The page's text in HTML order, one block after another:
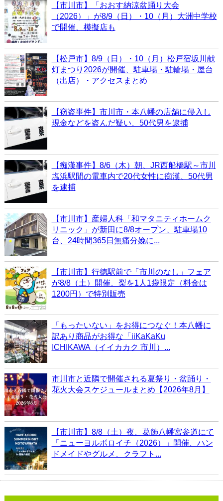
【市川市】「おおす納涼盆踊り大会
（2026）」が8/9（日）・10（月）大洲中学校
で開催、模擬店も
【松戸市】8/9（日）・10（月）松戸宿坂川献
灯まつり2026が開催、駐車場・駐輪場・屋台
（出店）・アクセスまとめ
【窃盗事件】市川市・本八幡の店舗に侵入し
現金などを盗んだ疑い、50代男を逮捕
【痴漢事件】8/6（木）朝、JR西船橋駅～市川
塩浜駅間の電車内で20代女性に痴漢、50代男
を逮捕
【市川市】産婦人科「和マタニティホームク
リニック」が新田に8/8オープン、駐車場10
台、24時間365日無痛分娩に...
【市川市】行徳駅前で「市川のなし」フェア
が8/8（土）開催、梨を1人1袋限定（料金は
1200円）で特別販売
「もったいない」をお得につなぐ！本八幡に
訳あり商品がお得な「iiKaKaKu
ICHIKAWA（イイカカク 市川）...
市川市と近隣で開催される夏祭り・盆踊り・
花火大会スケジュールまとめ【2026年8月】
【市川市】8/8（土）夜、葛飾八幡宮参道にて
「ニューヨルボロイチ（2026）」開催、ハン
ドメイドやグルメ、クラフト...